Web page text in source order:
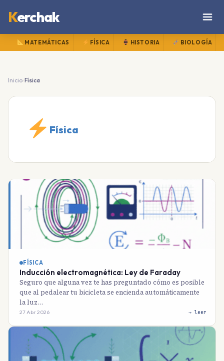
Kerchak
MATEMÁTICAS FÍSICA HISTORIA BIOLOGÍA
Inicio›Física
Física
FÍSICA
Inducción electromagnética: Ley de Faraday
Seguro que alguna vez te has preguntado cómo es posible
que al pedalear tu bicicleta se encienda automáticamente
la luz…
27 Abr 2026 → leer